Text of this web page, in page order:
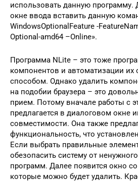
использовать данную программу.
окне ввода вставить данную
WindowsOptionalFeature -
Optional-amd64 –Online».
Программа NLite – это тоже
компонентов и автоматизации их
способом. Однако удалить
на подобии браузера – это
прием. Потому вначале работы с
предлагается в диалоговом окне
совместимости. Она также
функциональность, что
Если выбрать правильные
обезопасить систему от
программ. Далее появится окно
которые можно будет удалить.